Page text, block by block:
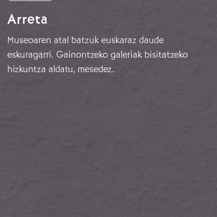
Arreta
Museoaren atal batzuk euskaraz daude
eskuragarri. Gainontzeko galeriak bisitatzeko
hizkuntza aldatu, mesedez.